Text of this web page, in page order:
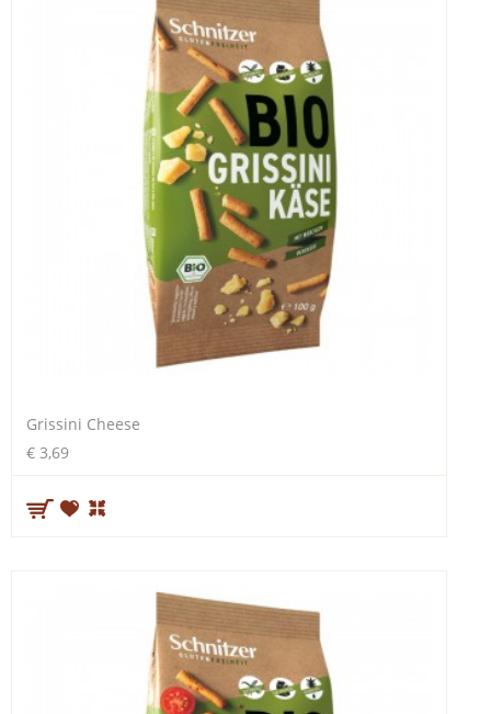
Grissini Cheese
€ 3,69